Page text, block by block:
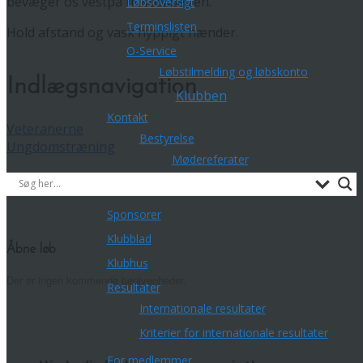
Terminslisten
O-Service
Løbstilmelding og løbskonto
Klubben
Kontakt
Bestyrelse
Mødereferater
Udvalg og øvrige kontaktpersoner
Sponsorer
Klubblad
Klubhus
Resultater
Internationale resultater
Kriterier for internationale resultater
Hold afstand og vask hyppigt hænder.
Indlægsnavigation
Der er ingen kommende begivenheder.